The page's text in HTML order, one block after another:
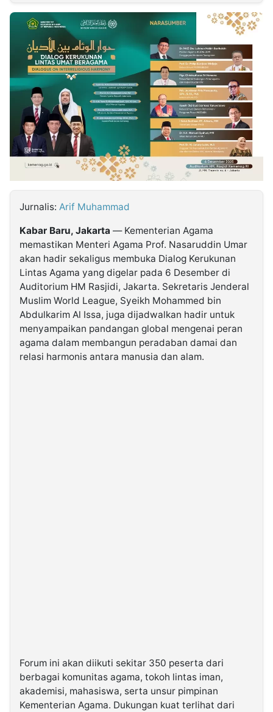
INDONESIA
Partner
Insight
Suara
Lens
Daily
Jogja
Jalan
Rakyat
Idealita
News
Kita
Notice
Dinamikapost.com
Radar
Seedbacklink
Follow
Kabarbaru
Kabarbaru.co
2026
Jurnalis: Arif Muhammad
Kabar Baru, Jakarta — Kementerian Agama
memastikan Menteri Agama Prof. Nasaruddin Umar
akan hadir sekaligus membuka Dialog Kerukunan
Lintas Agama yang digelar pada 6 Desember di
Auditorium HM Rasjidi, Jakarta. Sekretaris Jenderal
Muslim World League, Syeikh Mohammed bin
Abdulkarim Al Issa, juga dijadwalkan hadir untuk
menyampaikan pandangan global mengenai peran
agama dalam membangun peradaban damai dan
relasi harmonis antara manusia dan alam.
Forum ini akan diikuti sekitar 350 peserta dari
berbagai komunitas agama, tokoh lintas iman,
akademisi, mahasiswa, serta unsur pimpinan
Kementerian Agama. Dukungan kuat terlihat dari